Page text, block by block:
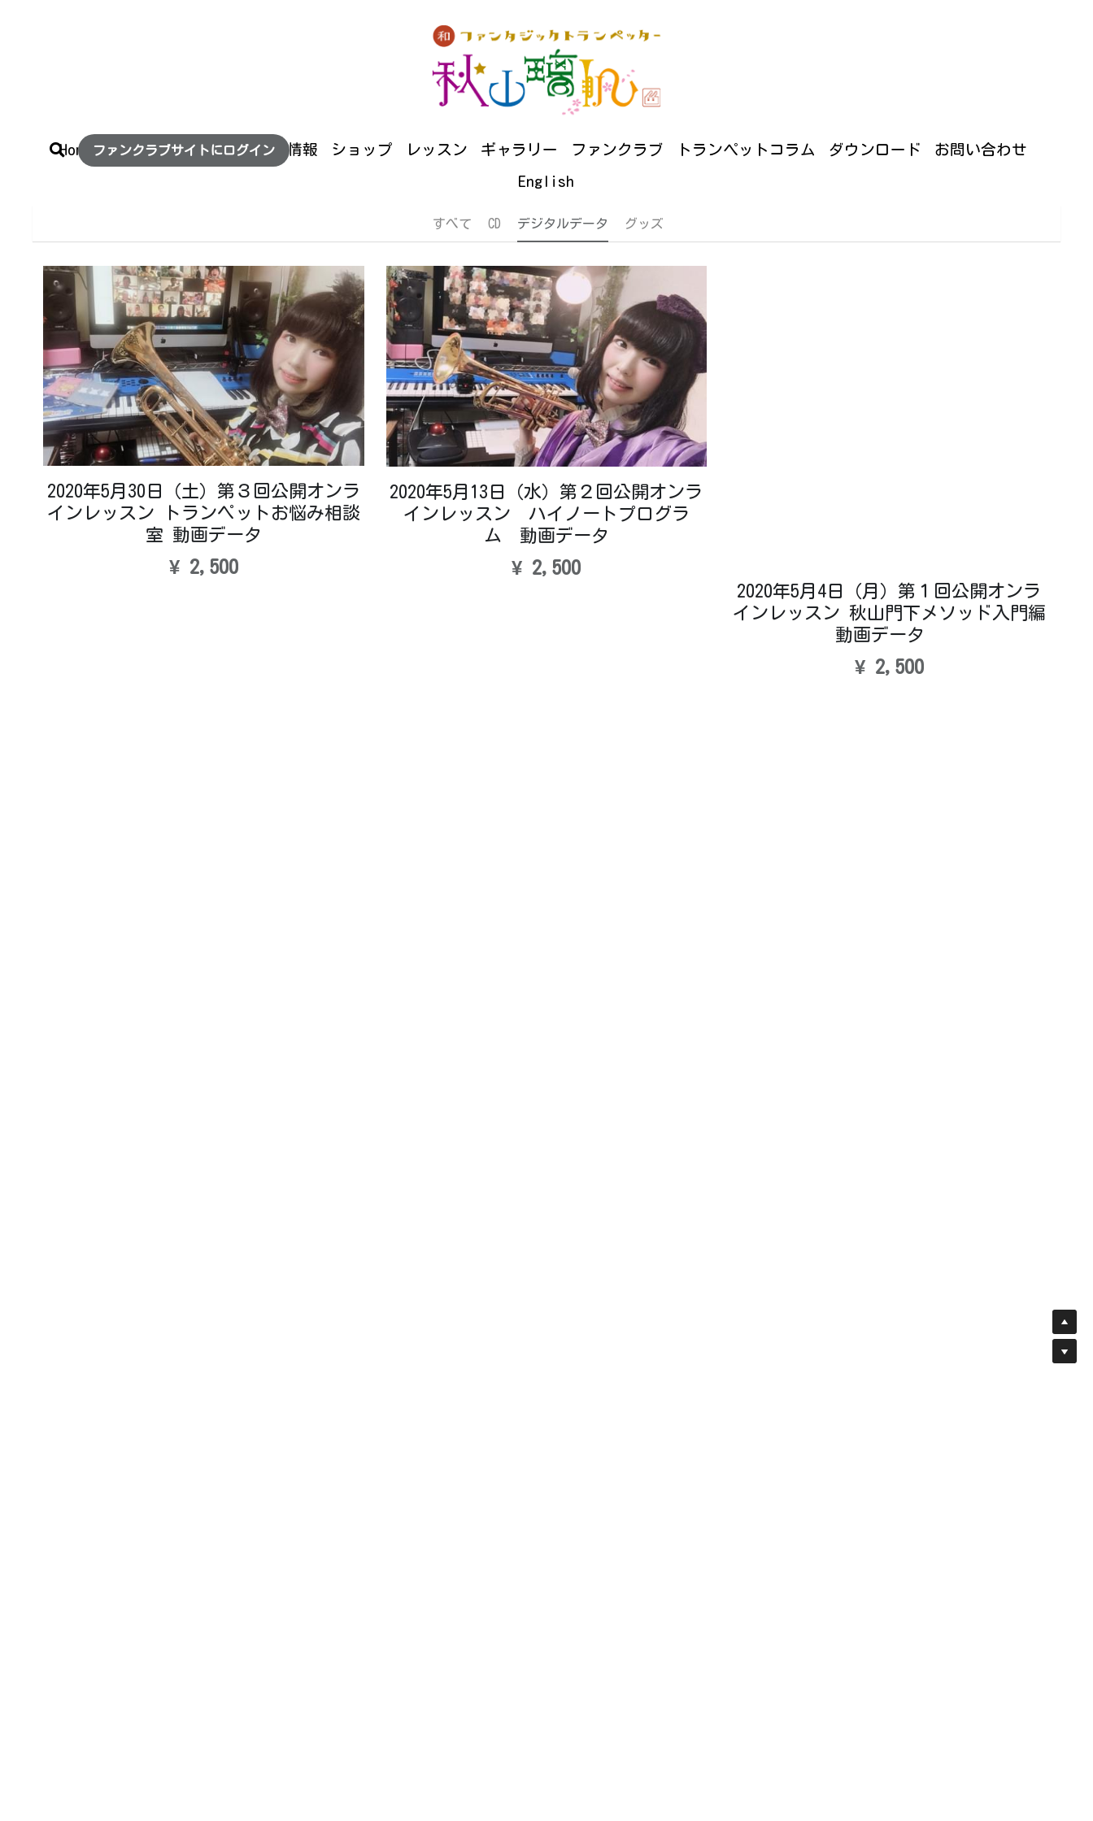
ファンクラブサイトにログイン
Home お仕事について イベント情報 ショップ レッスン ギャラリー ファンクラブ トランペットコラム ダウンロード お問い合わせ
English
お仕事について イベント情報 ショップ レッスン
トランペットコラム ダウンロード
English
すべて CD デジタルデータ グッズ
2020年5月30日（土）第３回公開オンラ
インレッスン トランペットお悩み相談
室 動画データ
¥ 2,500
2020年5月13日（水）第２回公開オンラ
インレッスン ハイノートプログラ
ム 動画データ
¥ 2,500
2020年5月4日（月）第１回公開オンラ
インレッスン 秋山門下メソッド入門編
動画データ
¥ 2,500